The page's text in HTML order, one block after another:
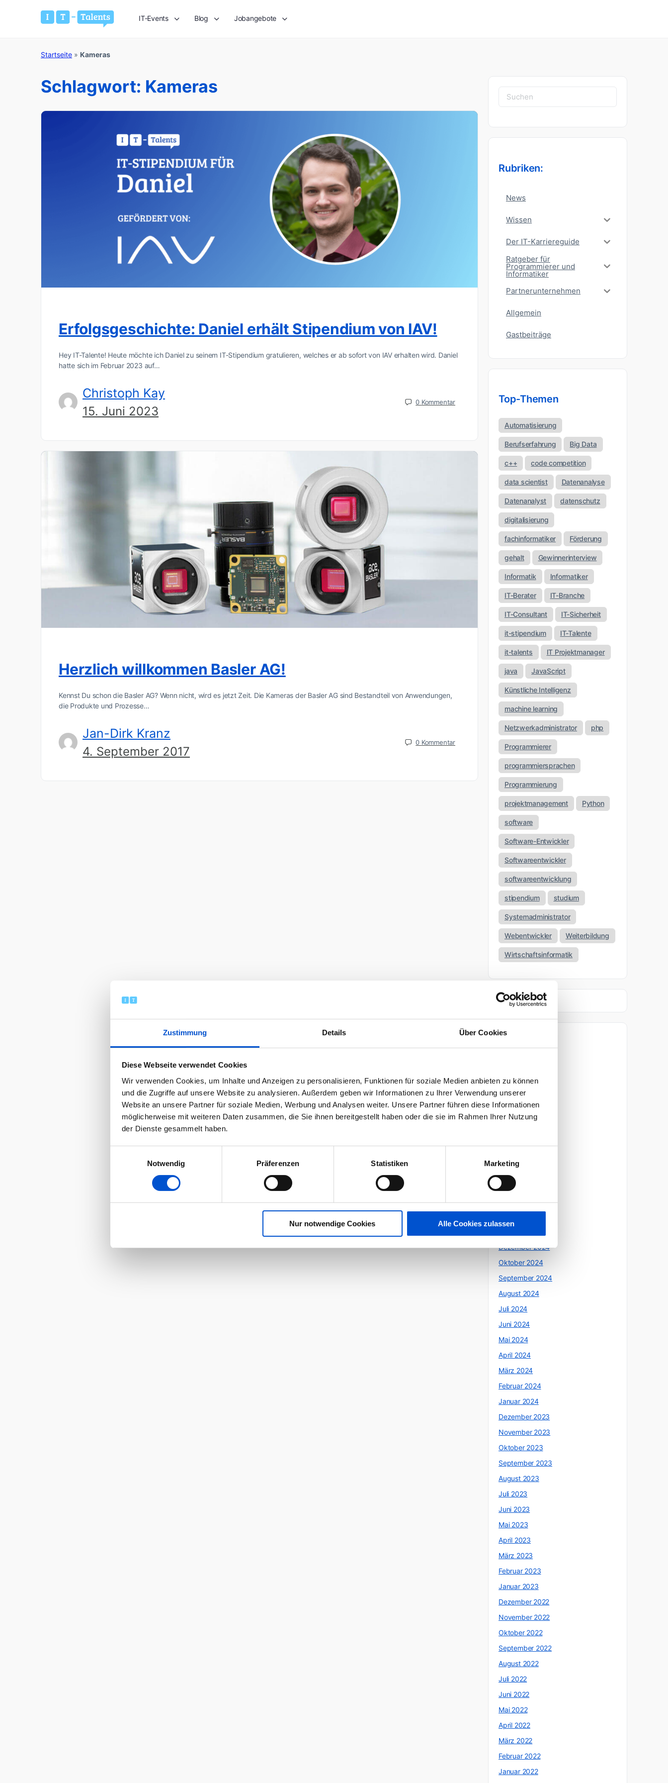
Zustimmung Details Über Cookies
Diese Webseite verwendet Cookies
Wir verwenden Cookies, um Inhalte und Anzeigen zu personalisieren, Funktionen für soziale Medien anbieten zu können
und die Zugriffe auf unsere Website zu analysieren. Außerdem geben wir Informationen zu Ihrer Verwendung unserer
Website an unsere Partner für soziale Medien, Werbung und Analysen weiter. Unsere Partner führen diese Informationen
möglicherweise mit weiteren Daten zusammen, die Sie ihnen bereitgestellt haben oder die sie im Rahmen Ihrer Nutzung
der Dienste gesammelt haben.
Notwendig
Präferenzen Statistiken Marketing
Nur notwendige Cookies Alle Cookies zulassen
IT-Events Blog Jobangebote
Startseite » Kameras
Schlagwort: Kameras
Erfolgsgeschichte: Daniel erhält Stipendium von IAV!
Hey IT-Talente! Heute möchte ich Daniel zu seinem IT-Stipendium gratulieren, welches er ab sofort von IAV erhalten wird. Daniel
hatte sich im Februar 2023 auf…
Christoph Kay
15. Juni 2023
0 Kommentar
Herzlich willkommen Basler AG!
Kennst Du schon die Basler AG? Wenn nicht, wird es jetzt Zeit. Die Kameras der Basler AG sind Bestandteil von Anwendungen,
die Produkte und Prozesse…
Jan-Dirk Kranz
4. September 2017
0 Kommentar
Suchen
nach:
Rubriken:
News
Wissen
Der IT-Karriereguide
Ratgeber für
Programmierer und
Informatiker
Partnerunternehmen
Allgemein
Gastbeiträge
Top-Themen
Automatisierung
Berufserfahrung Big Data
c++ code competition
data scientist Datenanalyse
Datenanalyst datenschutz
digitalisierung
fachinformatiker Förderung
gehalt Gewinnerinterview
Informatik Informatiker
IT-Berater IT-Branche
IT-Consultant IT-Sicherheit
it-stipendium IT-Talente
it-talents IT Projektmanager
java JavaScript
Künstliche Intelligenz
machine learning
Netzwerkadministrator php
Programmierer
programmiersprachen
Programmierung
projektmanagement Python
software
Software-Entwickler
Softwareentwickler
softwareentwicklung
stipendium studium
Systemadministrator
Webentwickler Weiterbildung
Wirtschaftsinformatik
April 2026
März 2026
November 2025
Oktober 2025
Mai 2025
April 2025
März 2025
Dezember 2024
Oktober 2024
September 2024
August 2024
Juli 2024
Juni 2024
Mai 2024
April 2024
März 2024
Februar 2024
Januar 2024
Dezember 2023
November 2023
Oktober 2023
September 2023
August 2023
Juli 2023
Juni 2023
Mai 2023
April 2023
März 2023
Februar 2023
Januar 2023
Dezember 2022
November 2022
Oktober 2022
September 2022
August 2022
Juli 2022
Juni 2022
Mai 2022
April 2022
März 2022
Februar 2022
Januar 2022